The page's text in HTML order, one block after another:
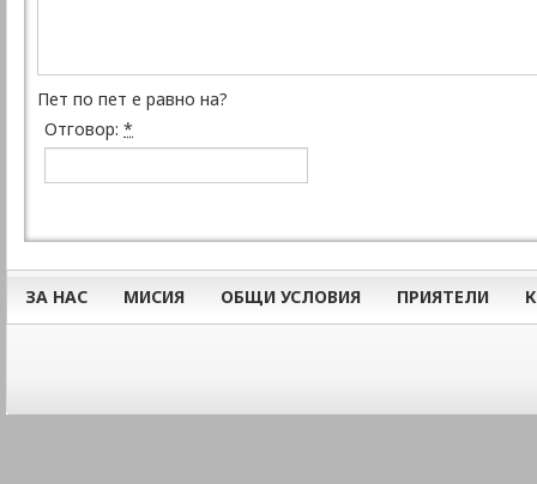
Пет по пет е равно на?
Отговор: *
ЗА НАС МИСИЯ ОБЩИ УСЛОВИЯ ПРИЯТЕЛИ